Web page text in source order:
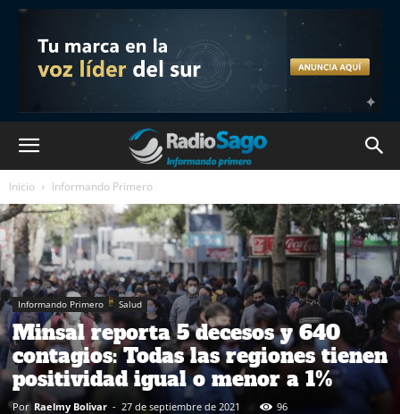
Inicio Informando Primero
Informando Primero Salud
Minsal reporta 5 decesos y 640
contagios: Todas las regiones tienen
positividad igual o menor a 1%
Por Raelmy Bolivar - 27 de septiembre de 2021 96